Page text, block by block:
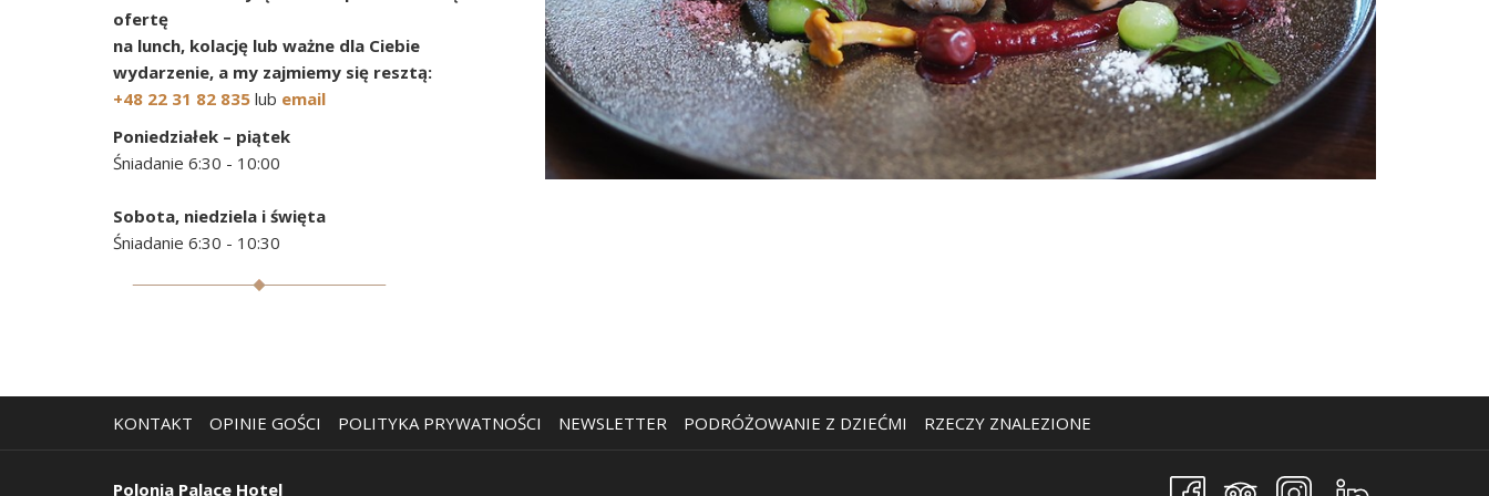
ofertę
na lunch, kolację lub ważne dla Ciebie
wydarzenie, a my zajmiemy się resztą:
+48 22 31 82 835 lub email
Poniedziałek – piątek
Śniadanie 6:30 - 10:00
Sobota, niedziela i święta
Śniadanie 6:30 - 10:30
KONTAKT OPINIE GOŚCI POLITYKA PRYWATNOŚCI NEWSLETTER OTWIERA
PODRÓŻOWANIE Z DZIEĆMI RZECZY ZNALEZIONE
Polonia Palace Hotel